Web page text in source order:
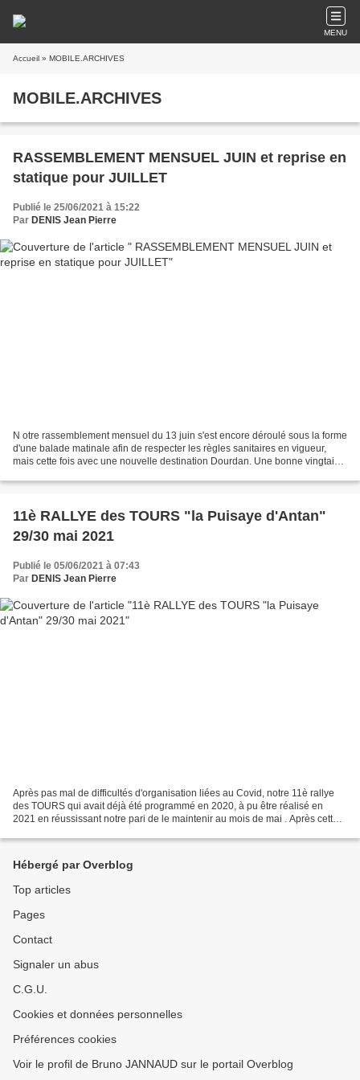
MENU
Accueil » MOBILE.ARCHIVES
MOBILE.ARCHIVES
RASSEMBLEMENT MENSUEL JUIN et reprise en
statique pour JUILLET
Publié le 25/06/2021 à 15:22
Par DENIS Jean Pierre
N otre rassemblement mensuel du 13 juin s'est encore déroulé sous la forme
d'une balade matinale afin de respecter les règles sanitaires en vigueur,
mais cette fois avec une nouvelle destination Dourdan. Une bonne vingtaine
11è RALLYE des TOURS "la Puisaye d'Antan"
29/30 mai 2021
Publié le 05/06/2021 à 07:43
Par DENIS Jean Pierre
Après pas mal de difficultés d'organisation liées au Covid, notre 11è rallye
des TOURS qui avait déjà été programmé en 2020, à pu être réalisé en
2021 en réussissant notre pari de le maintenir au mois de mai . Après cette
Hébergé par Overblog
Top articles
Pages
Contact
Signaler un abus
C.G.U.
Cookies et données personnelles
Préférences cookies
Voir le profil de Bruno JANNAUD sur le portail Overblog